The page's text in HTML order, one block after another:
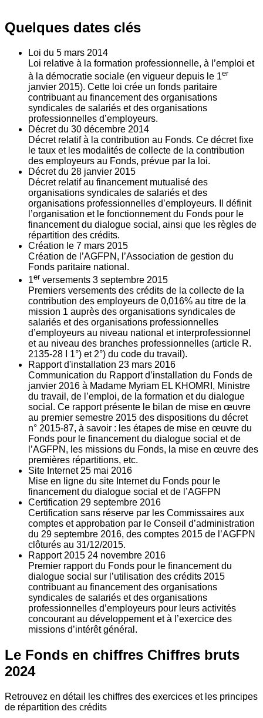
Quelques dates clés
Loi du 5 mars 2014
Loi relative à la formation professionnelle, à l’emploi et
à la démocratie sociale (en vigueur depuis le 1er
janvier 2015). Cette loi crée un fonds paritaire
contribuant au financement des organisations
syndicales de salariés et des organisations
professionnelles d’employeurs.
Décret du 30 décembre 2014
Décret relatif à la contribution au Fonds. Ce décret fixe
le taux et les modalités de collecte de la contribution
des employeurs au Fonds, prévue par la loi.
Décret du 28 janvier 2015
Décret relatif au financement mutualisé des
organisations syndicales de salariés et des
organisations professionnelles d’employeurs. Il définit
l’organisation et le fonctionnement du Fonds pour le
financement du dialogue social, ainsi que les règles de
répartition des crédits.
Création le 7 mars 2015
Création de l’AGFPN, l’Association de gestion du
Fonds paritaire national.
1er versements 3 septembre 2015
Premiers versements des crédits de la collecte de la
contribution des employeurs de 0,016% au titre de la
mission 1 auprès des organisations syndicales de
salariés et des organisations professionnelles
d’employeurs au niveau national et interprofessionnel
et au niveau des branches professionnelles (article R.
2135‐28 I 1°) et 2°) du code du travail).
Rapport d'installation 23 mars 2016
Communication du Rapport d’installation du Fonds de
janvier 2016 à Madame Myriam EL KHOMRI, Ministre
du travail, de l’emploi, de la formation et du dialogue
social. Ce rapport présente le bilan de mise en œuvre
au premier semestre 2015 des dispositions du décret
n° 2015-87, à savoir : les étapes de mise en œuvre du
Fonds pour le financement du dialogue social et de
l’AGFPN, les missions du Fonds, la mise en œuvre des
premières répartitions, etc.
Site Internet 25 mai 2016
Mise en ligne du site Internet du Fonds pour le
financement du dialogue social et de l’AGFPN
Certification 29 septembre 2016
Certification sans réserve par les Commissaires aux
comptes et approbation par le Conseil d’administration
du 29 septembre 2016, des comptes 2015 de l’AGFPN
clôturés au 31/12/2015.
Rapport 2015 24 novembre 2016
Premier rapport du Fonds pour le financement du
dialogue social sur l’utilisation des crédits 2015
contribuant au financement des organisations
syndicales de salariés et des organisations
professionnelles d’employeurs pour leurs activités
concourant au développement et à l’exercice des
missions d’intérêt général.
Le Fonds en chiffres Chiffres bruts
2024
Retrouvez en détail les chiffres des exercices et les principes
de répartition des crédits